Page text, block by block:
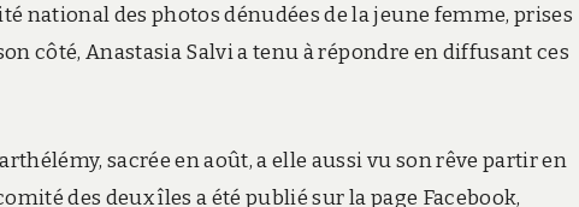
national des photos dénudées de la jeune femme, prises
côté, Anastasia Salvi a tenu à répondre en diffusant ces
sacrée en août, a elle aussi vu son rêve partir en
des deux îles a été publié sur la page Facebook,